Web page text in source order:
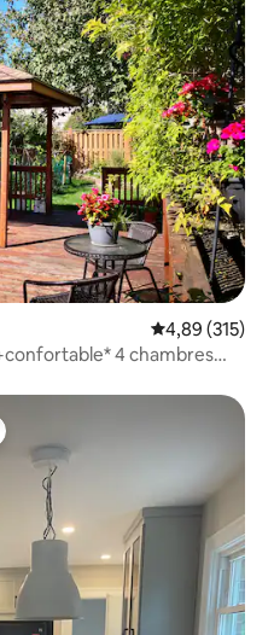
Évaluation
4,89 (315)
4 chambres
appréciés